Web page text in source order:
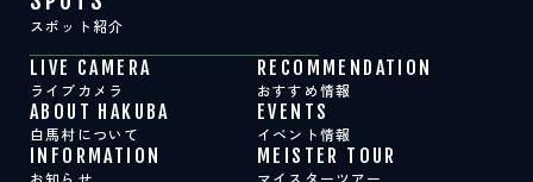
スポット紹介
LIVE CAMERA
ライブカメラ
RECOMMENDATION
おすすめ情報
ABOUT HAKUBA
白馬村について
EVENTS
イベント情報
INFORMATION
お知らせ
MEISTER TOUR
マイスターツアー